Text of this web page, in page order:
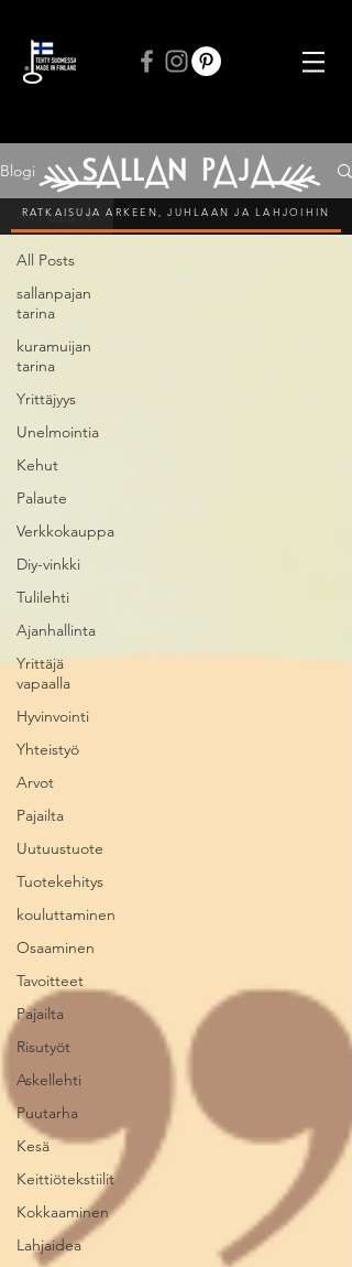
RATKAISUJA ARKEEN, JUHLAAN JA LAHJOIHIN
Blogi
All Posts
sallanpajan
tarina
kuramuijan
tarina
Yrittäjyys
Unelmointia
Kehut
Palaute
Verkkokauppa
Diy-vinkki
Tulilehti
Ajanhallinta
Yrittäjä
vapaalla
Hyvinvointi
Yhteistyö
Arvot
Pajailta
Uutuustuote
Tuotekehitys
kouluttaminen
Osaaminen
Tavoitteet
Pajailta
Risutyöt
Askellehti
Puutarha
Kesä
Keittiötekstiilit
Kokkaaminen
Lahjaidea
All Posts